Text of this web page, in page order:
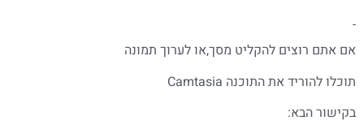
אם אתם רוצים להקליט מסך,או לערוך תמונה
תוכלו להוריד את התוכנה Camtasia
בקישור הבא: